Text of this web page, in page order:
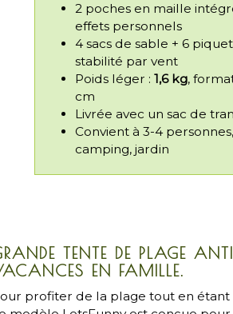
2 poches en maille
effets personnels
4 sacs de sable + 6
stabilité par vent
Poids léger :1,6 kg,
cm
Livrée avec un sac de
Convient à 3-4
camping, jardin
TENTE DE PLAGE
EN FAMILLE.
profiter de la plage tout en étant